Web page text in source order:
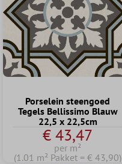
Porselein steengoed
Tegels Bellissimo Blauw
22,5 x 22,5cm
€ 43,47
per m²
(1.01 m² Pakket = € 43,90)